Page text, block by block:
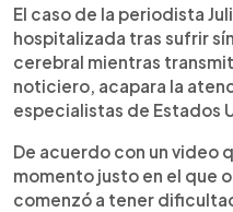
Escuchar artículo
El caso de la periodista
hospitalizada tras sufrir
cerebral mientras
noticiero, acapara la
especialistas de Estados
De acuerdo con un video
momento justo en el que
comenzó a tener